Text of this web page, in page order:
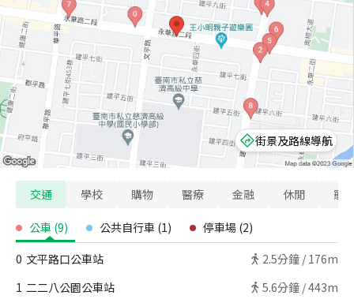
街景及路線導航
交通 學校 購物 醫療 金融 休閒 寵
公車 (9) 公共自行車 (1) 停車場 (2)
0 文平路口公車站 2.5分鐘 / 176m
1 二二八公園公車站 5.6分鐘 /443m